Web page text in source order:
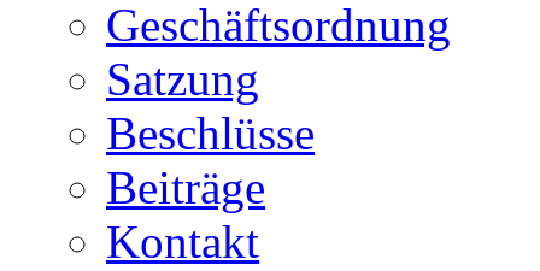
Geschäftsordnung
Satzung
Beschlüsse
Beiträge
Kontakt